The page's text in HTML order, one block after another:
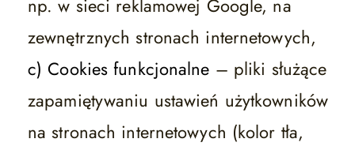
np. w sieci reklamowej Google, na
zewnętrznych stronach internetowych,
c) Cookies funkcjonalne – pliki służące
zapamiętywaniu ustawień użytkowników
na stronach internetowych (kolor tła,